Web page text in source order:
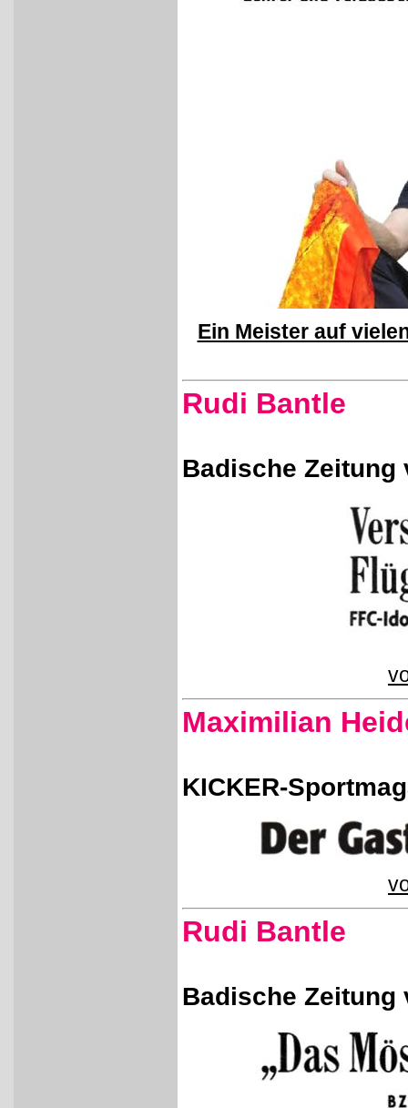
Ein Meister auf
Rudi Bantle
Badische Zeitung
Maximilian
KICKER-
Rudi Bantle
Badische Zeitung